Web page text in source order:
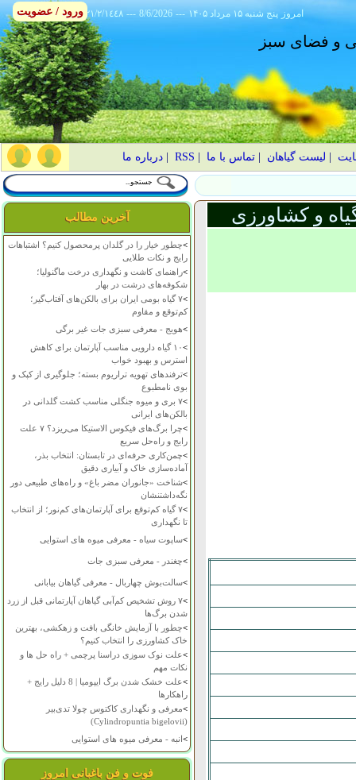
٢١/٢/١٤٤٨ --- 8/6/2026 --- ۱۴۰۵ پنج شنبه ۱۵ مرداد امروز
و فضای سبز
لیست گیاهان |تماس با ما RSS
|درباره ما
آخرین مطالب
>چطور خیار را در گلدان پرمحصول کنیم؟ اشتباهات
رایج و نکات طلایی
>راهنمای کاشت و نگهداری درخت ماگنولیا؛
شکوفه‌های درشت در بهار
>
۷ گیاه بومی ایران برای بالکن‌های آفتاب‌گیر؛
کم‌توقع و مقاوم
>هویج - معرفی سبزی جات غیر برگی
>
۱۰ گیاه دارویی مناسب آپارتمان برای کاهش
استرس و بهبود خواب
>ترفندهای تهویه تراریوم بسته؛ جلوگیری از کپک و
بوی نامطبوع
>
۷ بری و میوه جنگلی مناسب کشت گلدانی در
بالکن‌های ایرانی
>
چرا برگ‌های فیکوس الاستیکا می‌ریزد؟ ۷ علت
رایج و راه‌حل سریع
>چمن‌کاری حرفه‌ای در تابستان: انتخاب بذر،
آماده‌سازی خاک و آبیاری دقیق
>شناخت «جانوران مضر باغ» و راه‌های طبیعی دور
نگه‌داشتنشان
>
۷ گیاه کم‌توقع برای آپارتمان‌های کم‌نور؛ از انتخاب
تا نگهداری
>ساپوت سیاه - معرفی میوه های استوایی
>چغندر - معرفی سبزی جات
>سالت‌بوش چهاربال - معرفی گیاهان بیابانی
>
۷ روش تشخیص کم‌آبی گیاهان آپارتمانی قبل از زرد
شدن برگ‌ها
>چطور با آزمایش خانگی بافت و زهکشی، بهترین
خاک کشاورزی را انتخاب کنیم؟
>علت نوک سوزی دراسنا پرچمی + راه حل ها و
نکات مهم
>
علت خشک شدن برگ ایپومیا | 8 دلیل رایج +
راهکارها
>معرفی و نگهداری کاکتوس چولا تدی‌بیر
(Cylindropuntia bigelovii)
>انبه - معرفی میوه های استوایی
فوت و فن باغبانی امروز
و کشاورزی
ورود / عضویت